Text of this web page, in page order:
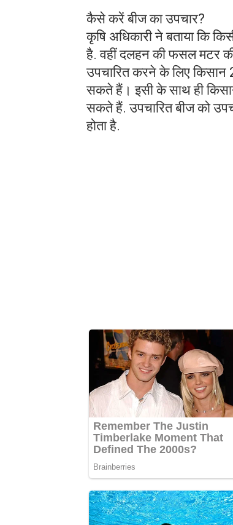
कैसे करें बीज का उपचार?
कृषि अधिकारी ने बताया कि
है. वहीं दलहन की फसल मटर की
उपचारित करने के लिए किसान
सकते हैं। इसी के साथ ही
सकते हैं. उपचारित बीज को
होता है.